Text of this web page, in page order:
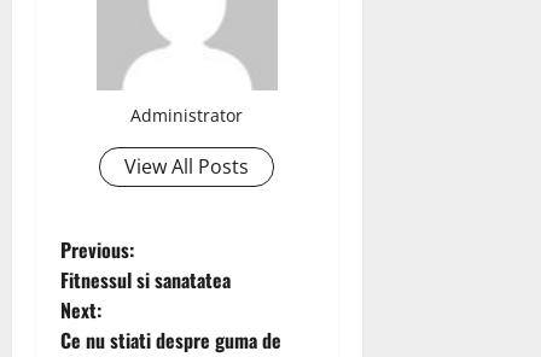
Administrator
View All Posts
P
o
Previous:
Fitnessul si sanatatea
Next:
Ce nu stiati despre guma de